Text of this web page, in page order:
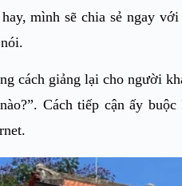
mình sẽ chia sẻ ngay
cách giảng lại cho người
Cách tiếp cận ấy